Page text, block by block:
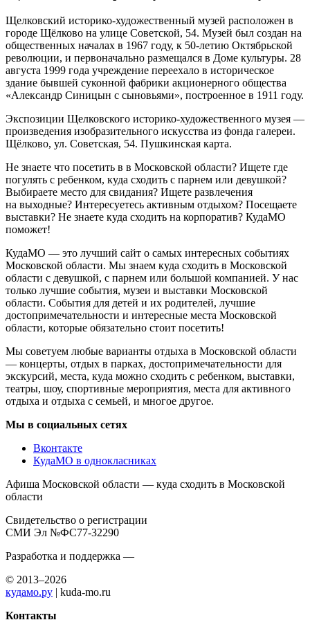
Щелковский историко-художественный музей расположен в
городе Щёлково на улице Советской, 54. Музей был создан на
общественных началах в 1967 году, к 50-летию Октябрьской
революции, и первоначально размещался в Доме культуры. 28
августа 1999 года учреждение переехало в историческое
здание бывшей суконной фабрики акционерного общества
«Александр Синицын с сыновьями», построенное в 1911 году.
Экспозиции Щелковского историко-художественного музея —
произведения изобразительного искусства из фонда галереи.
Щёлково, ул. Советская, 54. Пушкинская карта.
Не знаете что посетить в в Московской области? Ищете где
погулять с ребенком, куда сходить с парнем или девушкой?
Выбираете место для свидания? Ищете развлечения
на выходные? Интересуетесь активным отдыхом? Посещаете
выставки? Не знаете куда сходить на корпоратив? КудаМО
поможет!
КудаМО — это лучший сайт о самых интересных событиях
Московской области. Мы знаем куда сходить в Московской
области с девушкой, с парнем или большой компанией. У нас
только лучшие события, музеи и выставки Московской
области. События для детей и их родителей, лучшие
достопримечательности и интересные места Московской
области, которые обязательно стоит посетить!
Мы советуем любые варианты отдыха в Московской области
— концерты, отдых в парках, достопримечательности для
экскурсий, места, куда можно сходить с ребенком, выставки,
театры, шоу, спортивные мероприятия, места для активного
отдыха и отдыха с семьей, и многое другое.
Мы в социальных сетях
Вконтакте
КудаМО в однокласниках
Афиша Московской области — куда сходить в Московской
области
Свидетельство о регистрации
СМИ Эл №ФС77-32290
Разработка и поддержка —
© 2013–2026
кудамо.ру | kuda-mo.ru
Контакты